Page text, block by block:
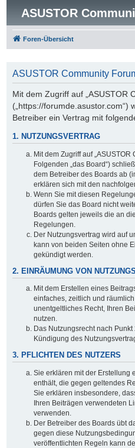
ASUSTOR
Foren-Übersicht
ASUSTOR Community
Mit dem Zugriff auf „ASUSTOR
(„https://forumde.asustor.com“)
Betreiber ein Vertrag mit
1. NUTZUNGSVERTRAG
Mit dem Zugriff auf
Folgenden „das Board“)
dem Betreiber des Boards ab
erklären sich mit den
Wenn Sie mit diesen
dürfen Sie das Board nicht
Boards gelten jeweils die an
Regelungen.
Der Nutzungsvertrag wird auf
kann von beiden Seiten ohne
gekündigt werden.
2. EINRÄUMUNG VON
Mit dem Erstellen eines
einfaches, zeitlich und
unentgeltliches Recht, Ihren
nutzen.
Das Nutzungsrecht nach
Kündigung des
3. PFLICHTEN DES NUTZERS
Sie erklären mit der Erstellung
enthält, die gegen geltendes
Sie erklären insbesondere,
Ihren Beiträgen verwendeten
verwenden.
Der Betreiber des Boards übt
gegen diese
veröffentlichten Regeln kann